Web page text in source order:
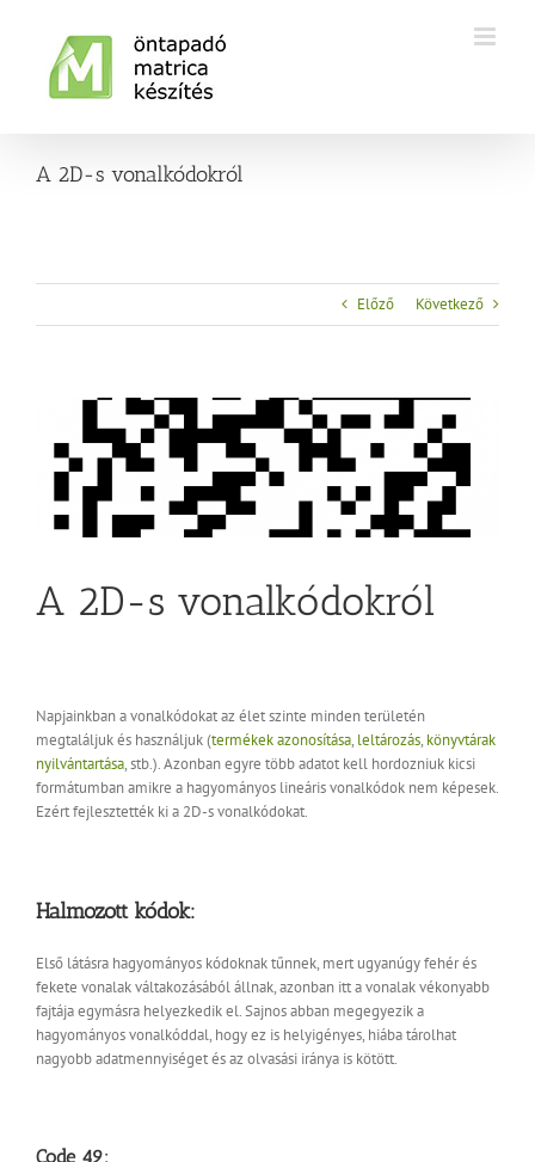
A 2D-s vonalkódokról
Előző Következő
Image
A 2D-s vonalkódokról
Napjainkban a vonalkódokat az élet szinte minden területén
megtaláljuk és használjuk (termékek azonosítása, leltározás, könyvtárak
nyilvántartása, stb.). Azonban egyre több adatot kell hordozniuk kicsi
formátumban amikre a hagyományos lineáris vonalkódok nem képesek.
Ezért fejlesztették ki a 2D-s vonalkódokat.
Halmozott kódok:
Első látásra hagyományos kódoknak tűnnek, mert ugyanúgy fehér és
fekete vonalak váltakozásából állnak, azonban itt a vonalak vékonyabb
fajtája egymásra helyezkedik el. Sajnos abban megegyezik a
hagyományos vonalkóddal, hogy ez is helyigényes, hiába tárolhat
nagyobb adatmennyiséget és az olvasási iránya is kötött.
Code 49: